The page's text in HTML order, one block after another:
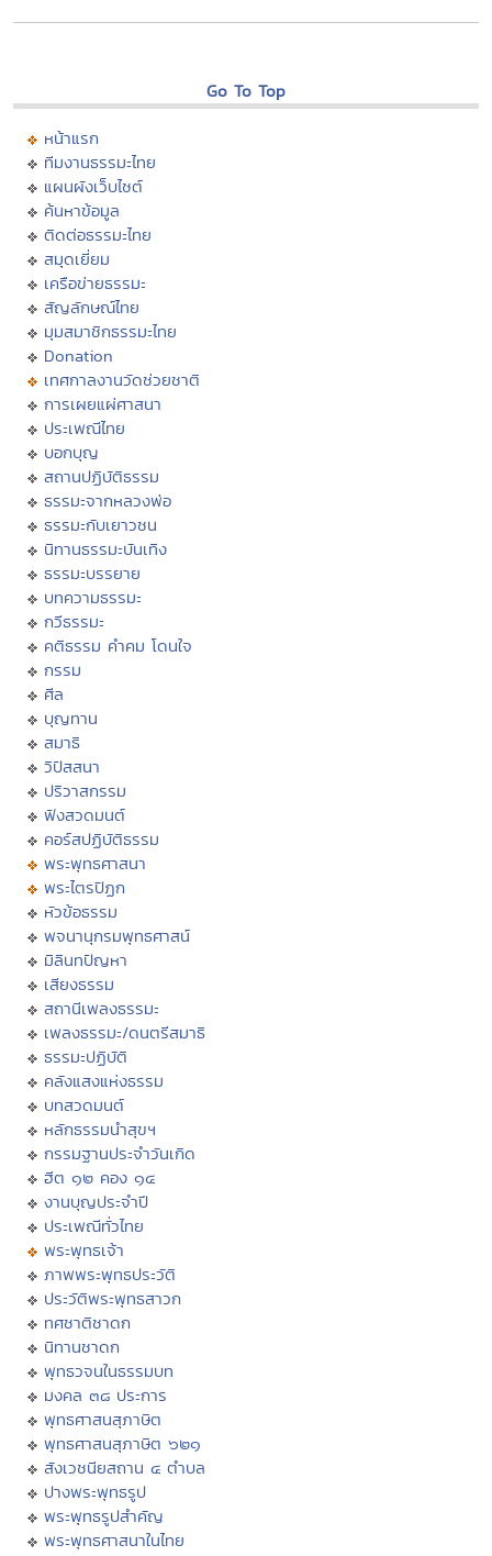
Go To Top
หน้าแรก
ทีมงานธรรมะไทย
แผนผังเว็บไซต์
ค้นหาข้อมูล
ติดต่อธรรมะไทย
สมุดเยี่ยม
เครือข่ายธรรมะ
สัญลักษณ์ไทย
มุมสมาชิกธรรมะไทย
Donation
เทศกาลงานวัดช่วยชาติ
การเผยแผ่ศาสนา
ประเพณีไทย
บอกบุญ
สถานปฏิบัติธรรม
ธรรมะจากหลวงพ่อ
ธรรมะกับเยาวชน
นิทานธรรมะบันเทิง
ธรรมะบรรยาย
บทความธรรมะ
กวีธรรมะ
คติธรรม คำคม โดนใจ
กรรม
ศีล
บุญทาน
สมาธิ
วิปัสสนา
ปริวาสกรรม
ฟังสวดมนต์
คอร์สปฏิบัติธรรม
พระพุทธศาสนา
พระไตรปิฏก
หัวข้อธรรม
พจนานุกรมพุทธศาสน์
มิลินทปัญหา
เสียงธรรม
สถานีเพลงธรรมะ
เพลงธรรมะ/ดนตรีสมาธิ
ธรรมะปฏิบัติ
คลังแสงแห่งธรรม
บทสวดมนต์
หลักธรรมนำสุขฯ
กรรมฐานประจำวันเกิด
ฮีต ๑๒ คอง ๑๔
งานบุญประจำปี
ประเพณีทั่วไทย
พระพุทธเจ้า
ภาพพระพุทธประวัติ
ประวัติพระพุทธสาวก
ทศชาติชาดก
นิทานชาดก
พุทธวจนในธรรมบท
มงคล ๓๘ ประการ
พุทธศาสนสุภาษิต
พุทธศาสนสุภาษิต ๖๒๑
สังเวชนียสถาน ๔ ตำบล
ปางพระพุทธรูป
พระพุทธรูปสำคัญ
พระพุทธศาสนาในไทย